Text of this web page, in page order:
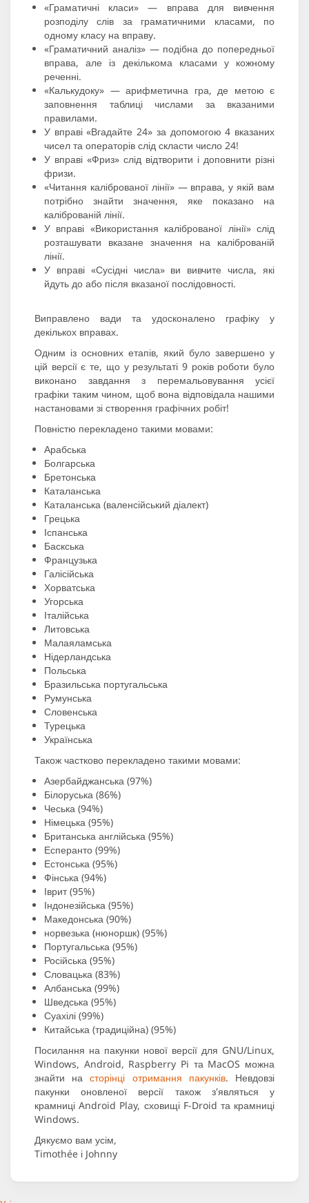
«Граматичні класи» — вправа для вивчення
розподілу слів за граматичними класами, по
одному класу на вправу.
«Граматичний аналіз» — подібна до попередньої
вправа, але із декількома класами у кожному
реченні.
«Калькудоку» — арифметична гра, де метою є
заповнення таблиці числами за вказаними
правилами.
У вправі «Вгадайте 24» за допомогою 4 вказаних
чисел та операторів слід скласти число 24!
У вправі «Фриз» слід відтворити і доповнити різні
фризи.
«Читання каліброваної лінії» — вправа, у якій вам
потрібно знайти значення, яке показано на
каліброваній лінії.
У вправі «Використання каліброваної лінії» слід
розташувати вказане значення на каліброваній
лінії.
У вправі «Сусідні числа» ви вивчите числа, які
йдуть до або після вказаної послідовності.
Виправлено вади та удосконалено графіку у
декількох вправах.
Одним із основних етапів, який було завершено у
цій версії є те, що у результаті 9 років роботи було
виконано завдання з перемальовування усієї
графіки таким чином, щоб вона відповідала нашими
настановами зі створення графічних робіт!
Повністю перекладено такими мовами:
Арабська
Болгарська
Бретонська
Каталанська
Каталанська (валенсійський діалект)
Грецька
Іспанська
Баскська
Французька
Галісійська
Хорватська
Угорська
Італійська
Литовська
Малаяламська
Нідерландська
Польська
Бразильська португальська
Румунська
Словенська
Турецька
Українська
Також частково перекладено такими мовами:
Азербайджанська (97%)
Білоруська (86%)
Чеська (94%)
Німецька (95%)
Британська англійська (95%)
Есперанто (99%)
Естонська (95%)
Фінська (94%)
Іврит (95%)
Індонезійська (95%)
Македонська (90%)
норвезька (нюноршк) (95%)
Португальська (95%)
Російська (95%)
Словацька (83%)
Албанська (99%)
Шведська (95%)
Суахілі (99%)
Китайська (традиційна) (95%)
Посилання на пакунки нової версії для GNU/Linux,
Windows, Android, Raspberry Pi та MacOS можна
знайти насторінці отримання пакунків. Невдовзі
пакунки оновленої версії також з'являться у
крамниці Android Play, сховищі F-Droid та крамниці
Windows.
Дякуємо вам усім,
Timothée і Johnny